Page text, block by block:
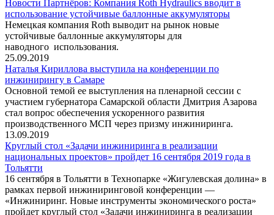
Новости Партнёров: Компания Roth Hydraulics вводит в
использование устойчивые баллонные аккумуляторы
Немецкая компания Roth выводит на рынок новые
устойчивые баллонные аккумуляторы для
наводного использования.
25.09.2019
Наталья Кириллова выступила на конференции по
инжинирингу в Самаре
Основной темой ее выступления на пленарной сессии с
участием губернатора Самарской области Дмитрия Азарова
стал вопрос обеспечения ускоренного развития
производственного МСП через призму инжиниринга.
13.09.2019
Круглый стол «Задачи инжиниринга в реализации
национальных проектов» пройдет 16 сентября 2019 года в
Тольятти
16 сентября в Тольятти в Технопарке «Жигулевская долина» в
рамках первой инжиниринговой конференции —
«Инжиниринг. Новые инструменты экономического роста»
пройдет круглый стол «Задачи инжиниринга в реализации